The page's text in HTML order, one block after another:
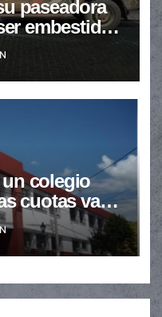
paseadora
embestidas
colegio
cuotas van
$600.000